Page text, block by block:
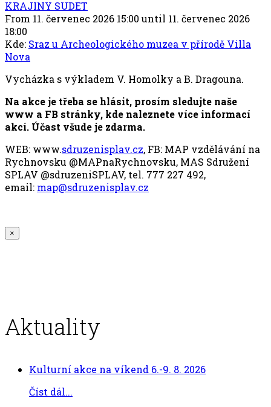
From 11. červenec 2026 15:00 until 11. červenec 2026
18:00
Kde: Sraz u Archeologického muzea v přírodě Villa
Nova
Vycházka s výkladem V. Homolky a B. Dragouna.
Na akce je třeba se hlásit, prosím sledujte naše
www a FB stránky, kde naleznete více informací
akcí. Účast všude je zdarma.
WEB: www.sdruzenisplav.cz, FB: MAP vzdělávání na
Rychnovsku @MAPnaRychnovsku, MAS Sdružení
SPLAV @sdruzeniSPLAV, tel. 777 227 492,
email: map@sdruzenisplav.cz
×
Aktuality
Kulturní akce na víkend 6.-9. 8. 2026
Číst dál...